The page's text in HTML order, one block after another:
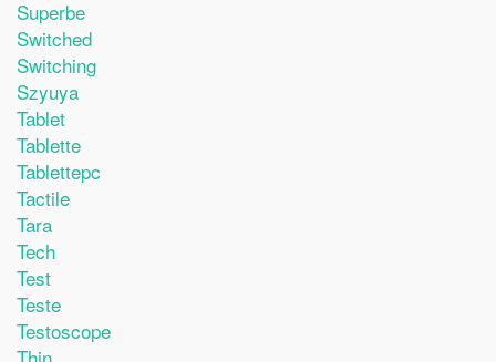
Superbe
Switched
Switching
Szyuya
Tablet
Tablette
Tablettepc
Tactile
Tara
Tech
Test
Teste
Testoscope